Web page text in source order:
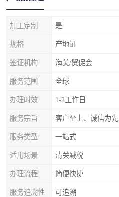
加工定制 是
规格 产地证
签证机构 海关/贸促会
服务范围 全球
办理时效 1-2工作日
服务宗旨 客户至上、诚信为先
服务类型 一站式
适用场景 清关减税
办理流程 简便快捷
服务追溯性 可追溯